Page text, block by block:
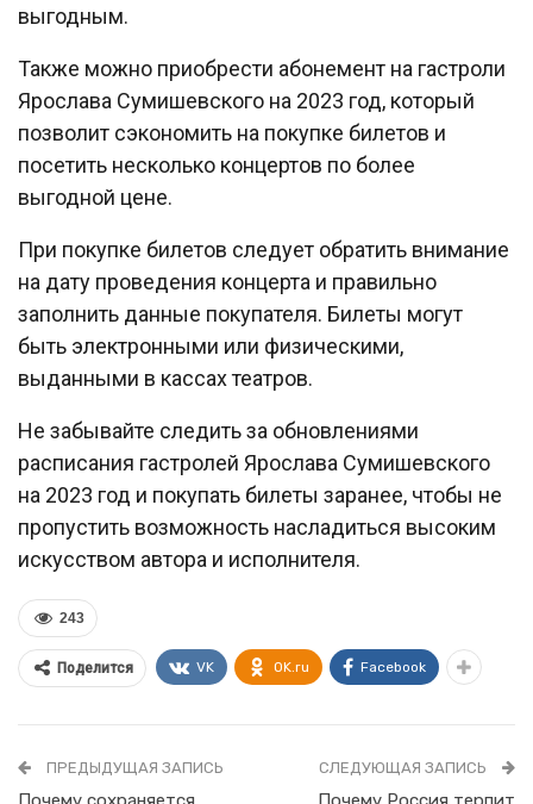
выгодным.
Также можно приобрести абонемент на гастроли
Ярослава Сумишевского на 2023 год, который
позволит сэкономить на покупке билетов и
посетить несколько концертов по более
выгодной цене.
При покупке билетов следует обратить внимание
на дату проведения концерта и правильно
заполнить данные покупателя. Билеты могут
быть электронными или физическими,
выданными в кассах театров.
Не забывайте следить за обновлениями
расписания гастролей Ярослава Сумишевского
на 2023 год и покупать билеты заранее, чтобы не
пропустить возможность насладиться высоким
искусством автора и исполнителя.
243
Поделится VK OK.ru Facebook
ПРЕДЫДУЩАЯ ЗАПИСЬ СЛЕДУЮЩАЯ ЗАПИСЬ